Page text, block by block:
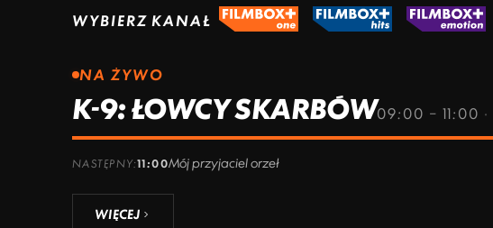
WYBIERZ KANAŁ
NA ŻYWO
K-9: ŁOWCY SKARBÓW09:00 – 11:00 ·
NASTĘPNY:11:00Mój przyjaciel orzeł
WIĘCEJ